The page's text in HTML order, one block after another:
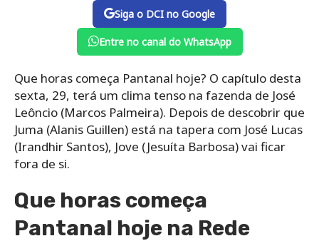
Siga o DCI no Google
Entre no canal do WhatsApp
Que horas começa Pantanal hoje? O capítulo desta
sexta, 29, terá um clima tenso na fazenda de José
Leôncio (Marcos Palmeira). Depois de descobrir que
Juma (Alanis Guillen) está na tapera com José Lucas
(Irandhir Santos), Jove (Jesuíta Barbosa) vai ficar
fora de si.
Que horas começa
Pantanal hoje na Rede